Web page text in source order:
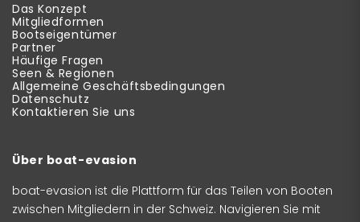
Das Konzept
Mitgliedformen
Bootseigentümer
Partner
Häufige Fragen
Seen & Regionen
Allgemeine Geschäftsbedingungen
Datenschutz
Kontaktieren Sie uns
Über boat-evasion
boat-evasion ist die Plattform für das Teilen von Booten
zwischen Mitgliedern in der Schweiz. Navigieren Sie mit